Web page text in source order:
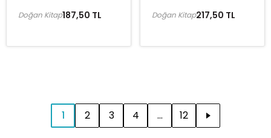
187,50 TL
Doğan Kitap 217,50 TL
Doğan Kitap
1 2 3 4 ... 12